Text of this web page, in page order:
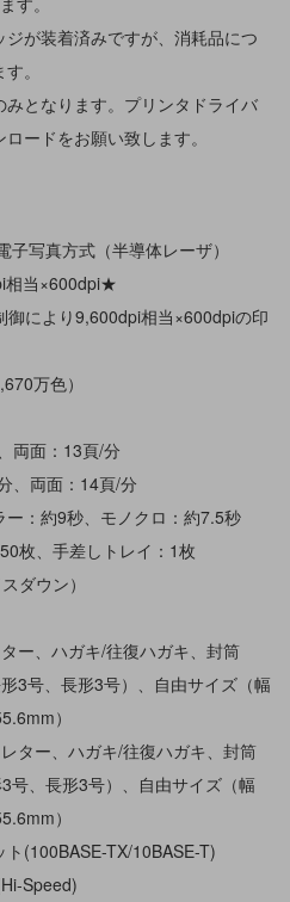
が装着済みですが、消耗品につ
。
となります。プリンタドライバ
ードをお願い致します。
子写真方式（半導体レーザ）
相当×600dpi★
により9,600dpi相当×600dpiの印
万色）
両面：13頁/分
、両面：14頁/分
ー：約9秒、モノクロ：約7.5秒
枚、手差しトレイ：1枚
ダウン）
ー、ハガキ/往復ハガキ、封筒
3号、長形3号）、自由サイズ（幅
）
ター、ハガキ/往復ハガキ、封筒
号、長形3号）、自由サイズ（幅
）
ト(100BASE-TX/10BASE-T)
Speed)